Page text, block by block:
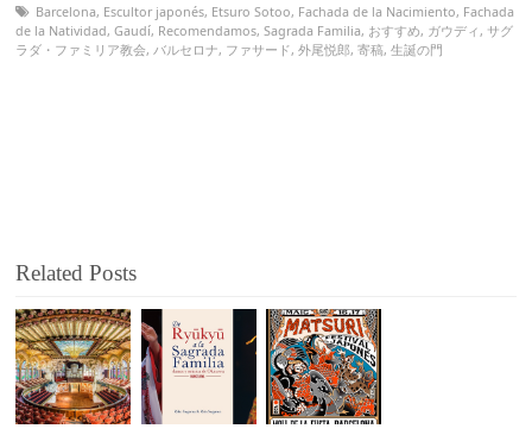
Barcelona, Escultor japonés, Etsuro Sotoo, Fachada de la Nacimiento, Fachada
de la Natividad,Gaudí, Recomendamos,Sagrada Familia, おすすめ, ガウディ, サグ
ラダ・ファミリア教会,バルセロナ, ファサード,外尾悦郎,寄稿,生誕の門
Related Posts